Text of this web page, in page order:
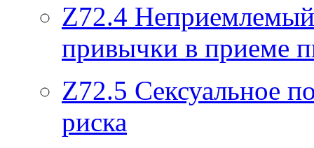
Z72.4
привычки в приеме
Z72.5 Сексуальное
риска